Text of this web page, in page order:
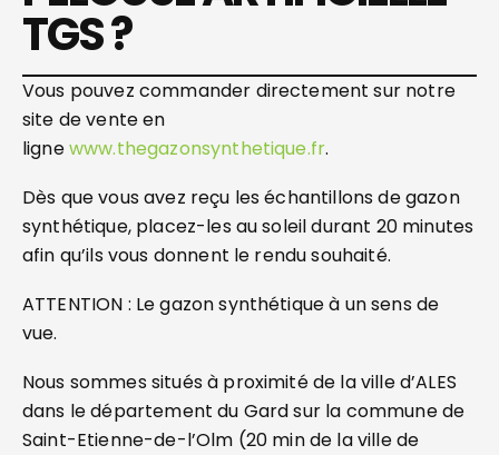
TGS ?
Vous pouvez commander directement sur notre
site de vente en
lignewww.thegazonsynthetique.fr.
Dès que vous avez reçu les échantillons de gazon
synthétique, placez-les au soleil durant 20 minutes
afin qu’ils vous donnent le rendu souhaité.
ATTENTION : Le gazon synthétique à un sens de
vue.
Nous sommes situés à proximité de la ville d’ALES
dans le département du Gard sur la commune de
Saint-Etienne-de-l’Olm (20 min de la ville de